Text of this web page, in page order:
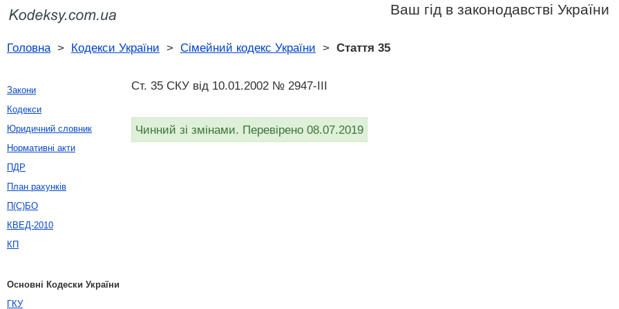
Ваш гід в законодавстві України
Головна> Кодекси України > Сімейний кодекс України > Стаття 35
Ст. 35 СКУ від 10.01.2002 № 2947-III
Чинний зі змінами. Перевірено 08.07.2019
Закони
Кодекси
Юридичний словник
Нормативні акти
ПДР
План рахунків
П(С)БО
КВЕД-2010
КП
Основні Кодески України
ГКУ